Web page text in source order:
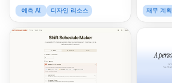
길 수 있도록 돕습니다.
예측 AI
디자인 리소스
재무 계획